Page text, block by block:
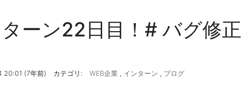
ーン22日目！# バグ修正
20:01 (7年前) カテゴリ: WEB企業 , インターン , ブログ